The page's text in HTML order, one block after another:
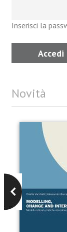
Inserisci la
Novità